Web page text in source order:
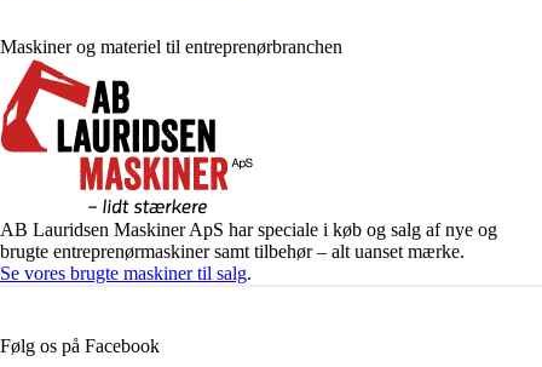
Maskiner og materiel til entreprenørbranchen
AB Lauridsen Maskiner ApS har speciale i køb og salg af nye og
brugte entreprenørmaskiner samt tilbehør – alt uanset mærke.
Se vores brugte maskiner til salg.
Følg os på Facebook